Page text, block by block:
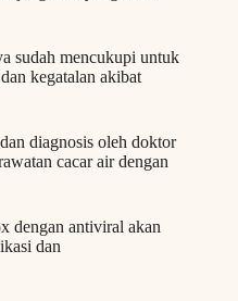
sudah mencukupi untuk
kegatalan akibat
diagnosis oleh doktor
cacar air dengan
dengan antiviral akan
dan